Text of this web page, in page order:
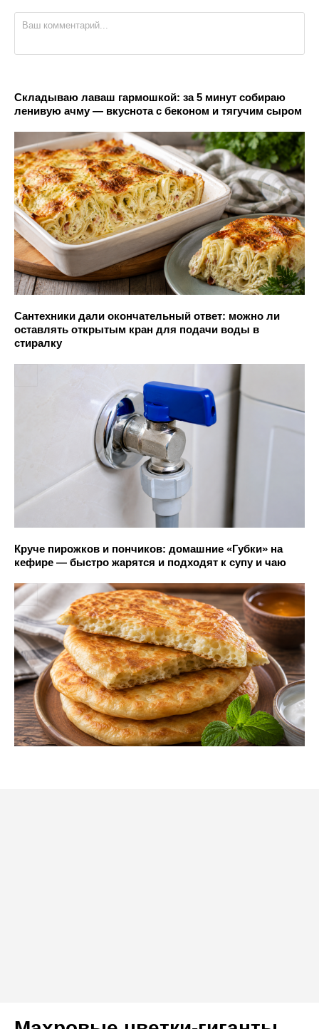
Складываю лаваш гармошкой: за 5 минут собираю
ленивую ачму — вкуснота с беконом и тягучим сыром
Сантехники дали окончательный ответ: можно ли
оставлять открытым кран для подачи воды в
стиралку
Круче пирожков и пончиков: домашние «Губки» на
кефире — быстро жарятся и подходят к супу и чаю